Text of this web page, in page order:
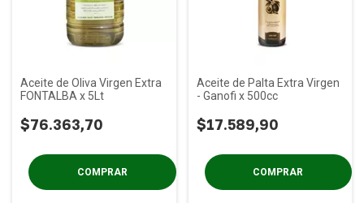
Aceite de Oliva Virgen Extra
FONTALBA x 5Lt
$76.363,70
Aceite de Palta Extra Virgen
- Ganofi x 500cc
$17.589,90